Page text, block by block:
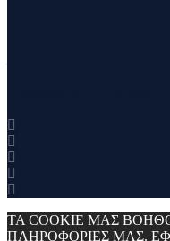
ΤΑ COOKIE ΜΑΣ
ΠΛΗΡΟΦΟΡΙΕΣ ΜΑΣ.